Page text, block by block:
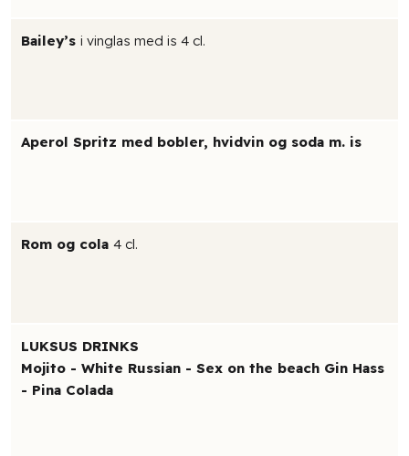
Bailey’si vinglas med is 4 cl.
Aperol Spritz med bobler, hvidvin og soda m. is
Rom og cola4 cl.
LUKSUS DRINKS
Mojito - White Russian - Sex on the beach Gin Hass
- Pina Colada